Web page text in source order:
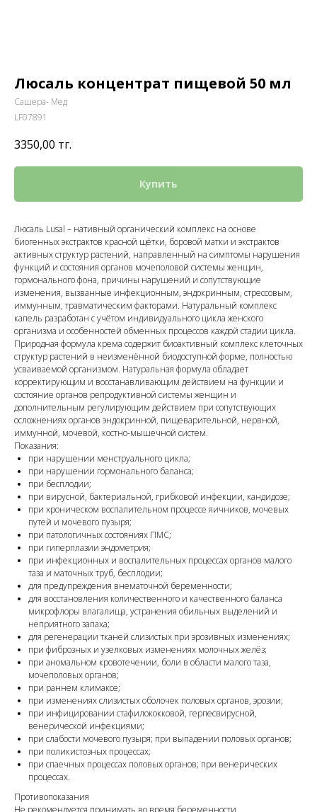
Люсаль концентрат пищевой 50 мл
Сашера- Мед
LF07891
3350,00 тг.
Купить
Люсаль Lusal – нативный органический комплекс на основе
биогенных экстрактов красной щётки, боровой матки и экстрактов
активных структур растений, направленный на симптомы нарушения
функций и состояния органов мочеполовой системы женщин,
гормонального фона, причины нарушений и сопутствующие
изменения, вызванные инфекционным, эндокринным, стрессовым,
иммунным, травматическим факторами. Натуральный комплекс
капель разработан с учётом индивидуального цикла женского
организма и особенностей обменных процессов каждой стадии цикла.
Природная формула крема содержит биоактивный комплекс клеточных
структур растений в неизменённой биодоступной форме, полностью
усваиваемой организмом. Натуральная формула обладает
корректирующим и восстанавливающим действием на функции и
состояние органов репродуктивной системы женщин и
дополнительным регулирующим действием при сопутствующих
осложнениях органов эндокринной, пищеварительной, нервной,
иммунной, мочевой, костно-мышечной систем.
Показания:
при нарушении менструального цикла;
при нарушении гормонального баланса;
при бесплодии;
при вирусной, бактериальной, грибковой инфекции, кандидозе;
при хроническом воспалительном процессе яичников, мочевых
путей и мочевого пузыря;
при патологичных состояниях ПМС;
при гиперплазии эндометрия;
при инфекционных и воспалительных процессах органов малого
таза и маточных труб, бесплодии;
для предупреждения внематочной беременности;
для восстановления количественного и качественного баланса
микрофлоры влагалища, устранения обильных выделений и
неприятного запаха;
для регенерации тканей слизистых при эрозивных изменениях;
при фиброзных и узелковых изменениях молочных желёз;
при аномальном кровотечении, боли в области малого таза,
мочеполовых органов;
при раннем климаксе;
при изменениях слизистых оболочек половых органов, эрозии;
при инфицировании стафилококковой, герпесвирусной,
венерической инфекциями;
при слабости мочевого пузыря; при выпадении половых органов;
при поликистозных процессах;
при спаечных процессах половых органов; при венерических
процессах.
Противопоказания